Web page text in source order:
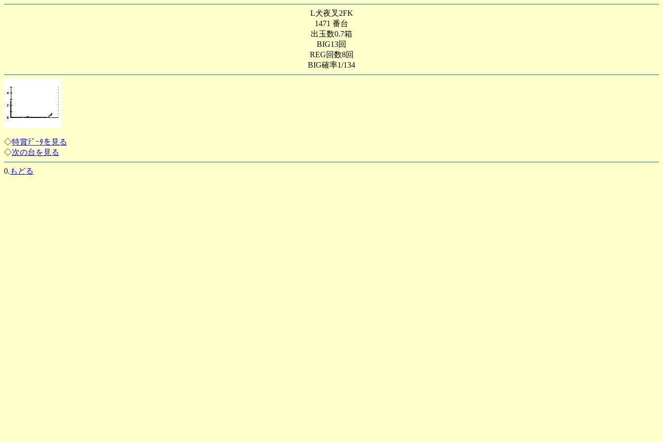
L犬夜叉2FK
1471 番台
出玉数0.7箱
BIG13回
REG回数8回
BIG確率1/134
◇特賞ﾃﾞｰﾀを見る
◇次の台を見る
0. もどる